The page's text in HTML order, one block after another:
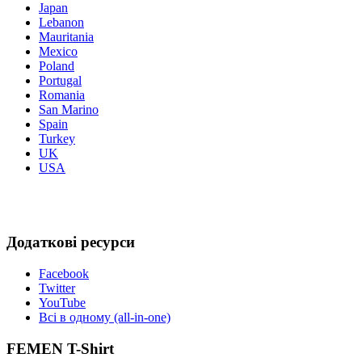
Japan
Lebanon
Mauritania
Mexico
Poland
Portugal
Romania
San Marino
Spain
Turkey
UK
USA
Додаткові ресурси
Facebook
Twitter
YouTube
Всі в одному (all-in-one)
FEMEN T-Shirt